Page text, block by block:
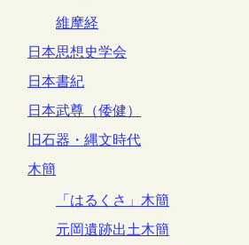
維摩経
日本思想史学会
日本書紀
日本武尊（倭健）
旧石器・縄文時代
木簡
「はるくさ」木簡
元岡遺跡出土木簡